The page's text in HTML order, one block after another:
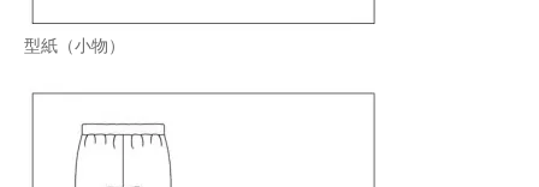
型紙（小物）